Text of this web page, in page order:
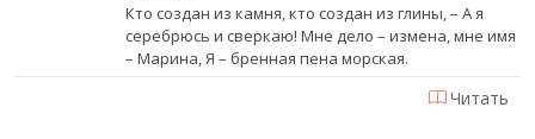
Кто создан из камня, кто создан из глины, – А я
серебрюсь и сверкаю! Мне дело – измена, мне имя
– Марина, Я – бренная пена морская.
Читать